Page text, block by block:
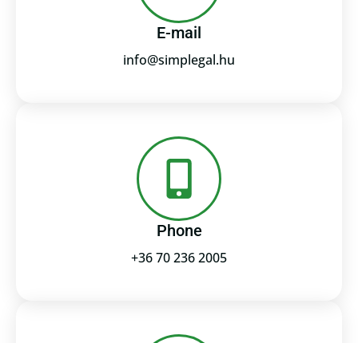
E-mail
info@simplegal.hu
Phone
+36 70 236 2005